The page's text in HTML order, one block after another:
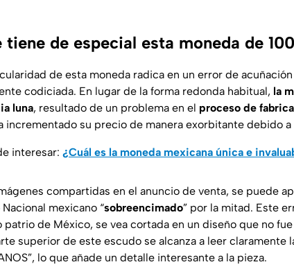
tiene de especial esta moneda de
de esta moneda radica en un error de
codiciada. En lugar de la forma redonda habitual, la
luna, resultado de un problema en el proceso de
incrementado su precio de manera exorbitante debido a
interesar: ¿Cuál es la moneda mexicana única e
compartidas en el anuncio de venta, se puede
mexicano “sobreencimado” por la mitad. Este
patrio de México, se vea cortada en un diseño que no
superior de este escudo se alcanza a leer claramente
lo que añade un detalle interesante a la pieza.